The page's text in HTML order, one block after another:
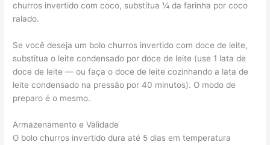
churros invertido com coco, substitua ¼ da farinha por coco
ralado.
Se você deseja um bolo churros invertido com doce de leite,
substitua o leite condensado por doce de leite (use 1 lata de
doce de leite — ou faça o doce de leite cozinhando a lata de
leite condensado na pressão por 40 minutos). O modo de
preparo é o mesmo.
Armazenamento e Validade
O bolo churros invertido dura até 5 dias em temperatura